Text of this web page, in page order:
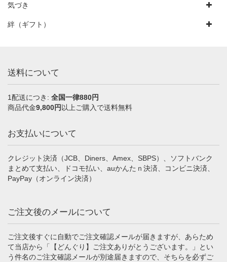
気づき
絆（ギフト）
送料について
1配送につき: 全国一律880円
商品代金9,800円 以上ご購入で送料無料
お支払いについて
クレジット決済（JCB、Diners、Amex、SBPS）、ソフトバンク
まとめて支払い、ドコモ払い、auかんたｎ決済、コンビニ決済、
PayPay（オンライン決済）
ご注文後のメールについて
ご注文後すぐに自動でご注文確認メールが届きますが、あらため
て当店から「【どんぐり】ご注文ありがとうございます。」とい
う件名のご注文確認メールが別途届きますので、そちらを必ずご